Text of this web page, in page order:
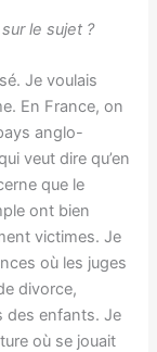
le sujet ?
Je voulais
En France, on
anglo-
veut dire qu’en
que le
ont bien
victimes. Je
où les juges
divorce,
des enfants. Je
où se jouait